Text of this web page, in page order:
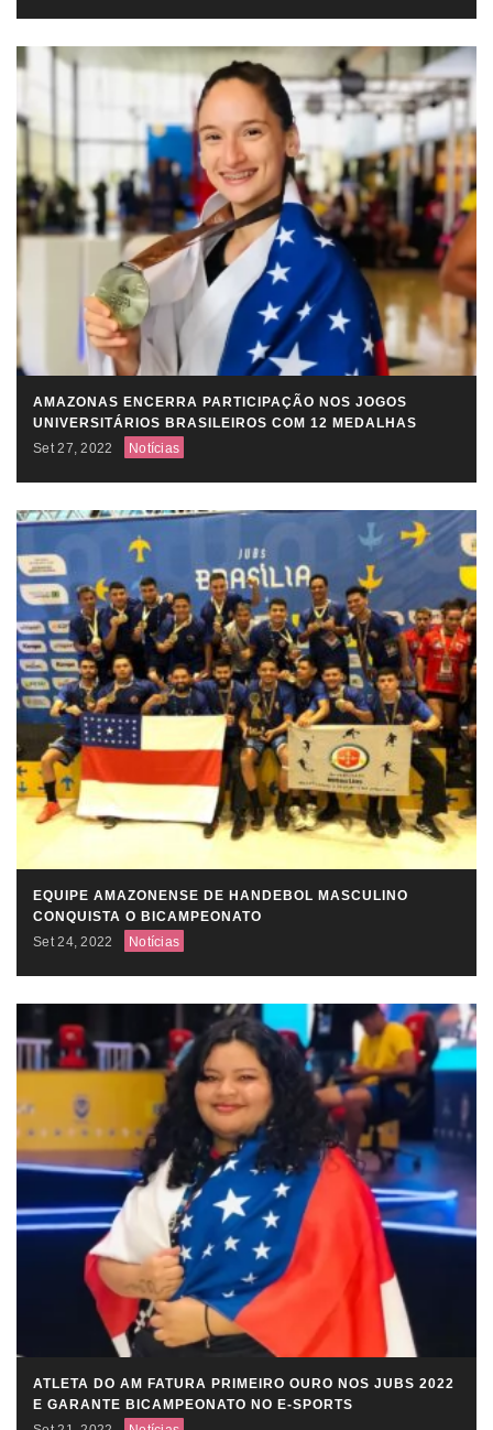
AMAZONAS ENCERRA PARTICIPAÇÃO NOS JOGOS
UNIVERSITÁRIOS BRASILEIROS COM 12 MEDALHAS
Set 27, 2022
Notícias
EQUIPE AMAZONENSE DE HANDEBOL MASCULINO
CONQUISTA O BICAMPEONATO
Set 24, 2022
Notícias
ATLETA DO AM FATURA PRIMEIRO OURO NOS JUBS 2022
E GARANTE BICAMPEONATO NO E-SPORTS